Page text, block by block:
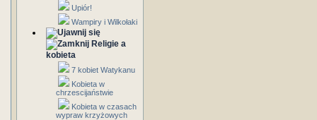
Upiór!
Wampiry i Wilkołaki
Religie a
kobieta
7 kobiet Watykanu
Kobieta w
chrzescijaństwie
Kobieta w czasach
wypraw krzyżowych